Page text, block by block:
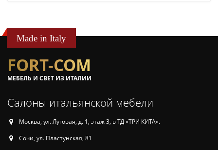
Made in Italy
FORT-COM
МЕБЕЛЬ И СВЕТ ИЗ ИТАЛИИ
Салоны итальянской мебели
Москва, ул. Луговая, д. 1, этаж 3, в ТД «ТРИ КИТА».
Сочи, ул. Пластунская, 81